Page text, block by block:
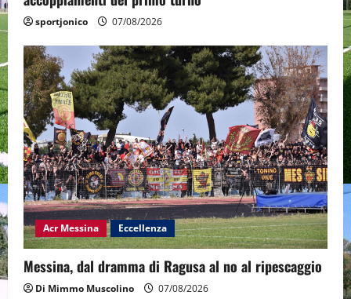
sportjonico 07/08/2026
Acr Messina Eccellenza
Messina, dal dramma di Ragusa al no al ripescaggio
Di Mimmo Muscolino 07/08/2026